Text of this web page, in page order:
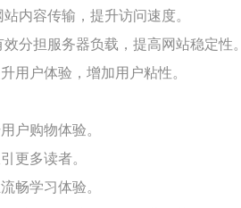
内容传输，提升访问速度。
分担服务器负载，提高网站稳定性。
用户体验，增加用户粘性。
户购物体验。
更多读者。
畅学习体验。